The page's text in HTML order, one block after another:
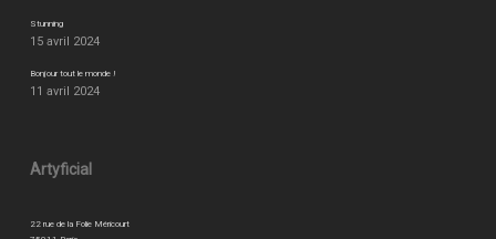
Stunning
15 avril 2024
Bonjour tout le monde !
11 avril 2024
Artyficial
22 rue de la Folie Méricourt